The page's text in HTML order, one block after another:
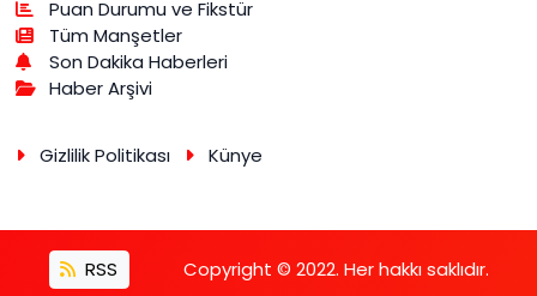
Puan Durumu ve Fikstür
Tüm Manşetler
Son Dakika Haberleri
Haber Arşivi
Gizlilik Politikası Künye
RSS Copyright © 2022. Her hakkı saklıdır.